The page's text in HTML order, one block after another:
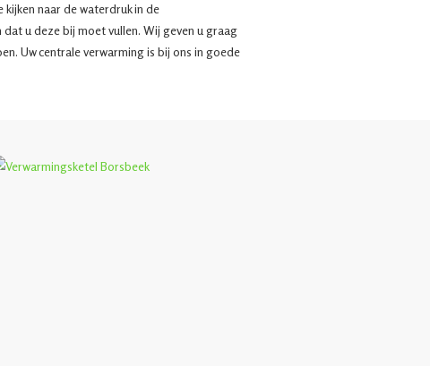
naar de waterdruk in de
u deze bij moet vullen. Wij geven u graag
Uw centrale verwarming is bij ons in goede